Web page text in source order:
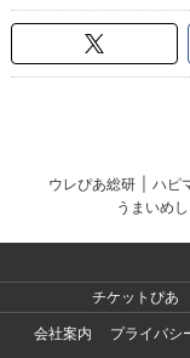
ウレぴあ総研 ハピ
うまいめし
チケットぴあ
会社案内
プライバシ